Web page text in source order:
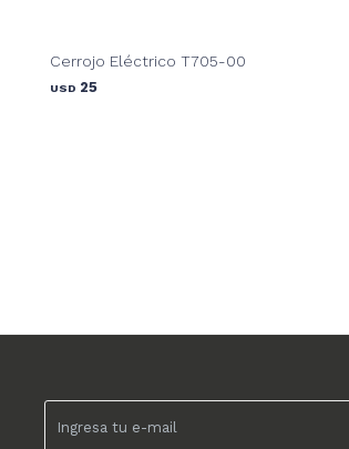
Cerrojo Eléctrico T705-00
USD 25